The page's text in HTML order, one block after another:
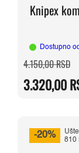
Knipex
Dostupno
4.150,00RSD
3.320,00
-20%
810